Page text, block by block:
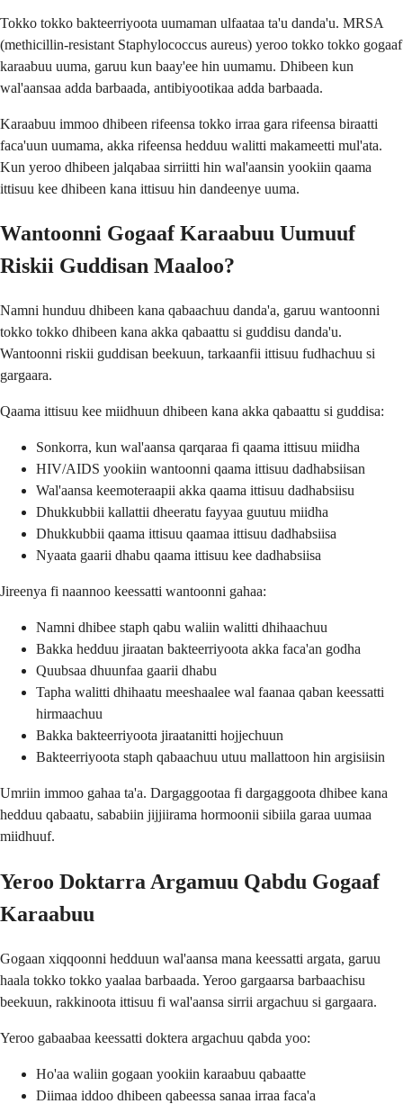
Tokko tokko bakteerriyoota uumaman ulfaataa ta'u danda'u. MRSA
(methicillin-resistant Staphylococcus aureus) yeroo tokko tokko gogaaf
karaabuu uuma, garuu kun baay'ee hin uumamu. Dhibeen kun
wal'aansaa adda barbaada, antibiyootikaa adda barbaada.
Karaabuu immoo dhibeen rifeensa tokko irraa gara rifeensa biraatti
faca'uun uumama, akka rifeensa hedduu walitti makameetti mul'ata.
Kun yeroo dhibeen jalqabaa sirriitti hin wal'aansin yookiin qaama
ittisuu kee dhibeen kana ittisuu hin dandeenye uuma.
Wantoonni Gogaaf Karaabuu Uumuuf
Riskii Guddisan Maaloo?
Namni hunduu dhibeen kana qabaachuu danda'a, garuu wantoonni
tokko tokko dhibeen kana akka qabaattu si guddisu danda'u.
Wantoonni riskii guddisan beekuun, tarkaanfii ittisuu fudhachuu si
gargaara.
Qaama ittisuu kee miidhuun dhibeen kana akka qabaattu si guddisa:
Sonkorra, kun wal'aansa qarqaraa fi qaama ittisuu miidha
HIV/AIDS yookiin wantoonni qaama ittisuu dadhabsiisan
Wal'aansa keemoteraapii akka qaama ittisuu dadhabsiisu
Dhukkubbii kallattii dheeratu fayyaa guutuu miidha
Dhukkubbii qaama ittisuu qaamaa ittisuu dadhabsiisa
Nyaata gaarii dhabu qaama ittisuu kee dadhabsiisa
Jireenya fi naannoo keessatti wantoonni gahaa:
Namni dhibee staph qabu waliin walitti dhihaachuu
Bakka hedduu jiraatan bakteerriyoota akka faca'an godha
Quubsaa dhuunfaa gaarii dhabu
Tapha walitti dhihaatu meeshaalee wal faanaa qaban keessatti
hirmaachuu
Bakka bakteerriyoota jiraatanitti hojjechuun
Bakteerriyoota staph qabaachuu utuu mallattoon hin argisiisin
Umriin immoo gahaa ta'a. Dargaggootaa fi dargaggoota dhibee kana
hedduu qabaatu, sababiin jijjiirama hormoonii sibiila garaa uumaa
miidhuuf.
Yeroo Doktarra Argamuu Qabdu Gogaaf
Karaabuu
Gogaan xiqqoonni hedduun wal'aansa mana keessatti argata, garuu
haala tokko tokko yaalaa barbaada. Yeroo gargaarsa barbaachisu
beekuun, rakkinoota ittisuu fi wal'aansa sirrii argachuu si gargaara.
Yeroo gabaabaa keessatti doktera argachuu qabda yoo:
Ho'aa waliin gogaan yookiin karaabuu qabaatte
Diimaa iddoo dhibeen qabeessa sanaa irraa faca'a